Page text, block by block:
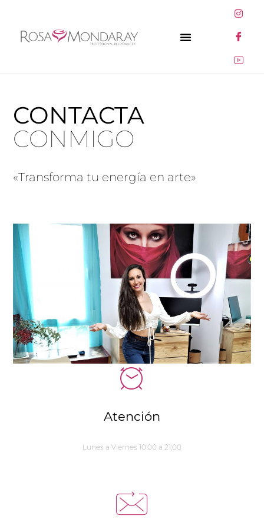
CONTACTA
CONMIGO
«Transforma tu energía en arte»
Atención
Lunes a Viernes 10:00 a 21:00